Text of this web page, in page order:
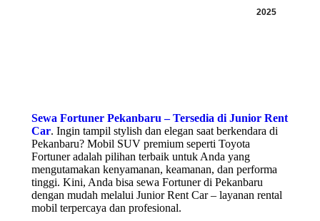
2025
Sewa Fortuner Pekanbaru – Tersedia di Junior Rent
Car. Ingin tampil stylish dan elegan saat berkendara di
Pekanbaru? Mobil SUV premium seperti Toyota
Fortuner adalah pilihan terbaik untuk Anda yang
mengutamakan kenyamanan, keamanan, dan performa
tinggi. Kini, Anda bisa sewa Fortuner di Pekanbaru
dengan mudah melalui Junior Rent Car – layanan rental
mobil terpercaya dan profesional.